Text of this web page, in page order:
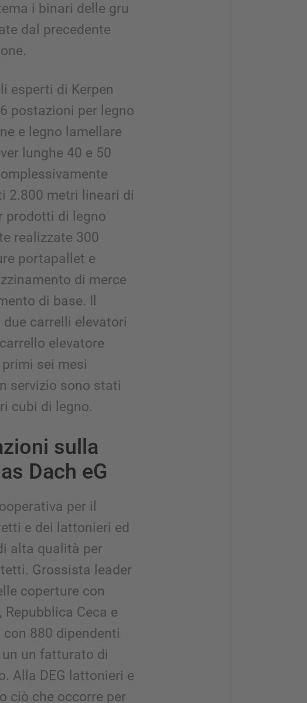
i binari delle gru
dal precedente
esperti di Kerpen
postazioni per legno
e legno lamellare
lunghe 40 e 50
2.800 metri lineari di
prodotti di legno
realizzate 300
portapallet e
di merce
di base. Il
carrelli elevatori
elevatore
sei mesi
servizio sono stati
cubi di legno.
sulla
Dach eG
per il
e dei lattonieri ed
alta qualità per
Grossista leader
coperture con
Ceca e
880 dipendenti
un fatturato di
Alla DEG lattonieri e
ciò che occorre per